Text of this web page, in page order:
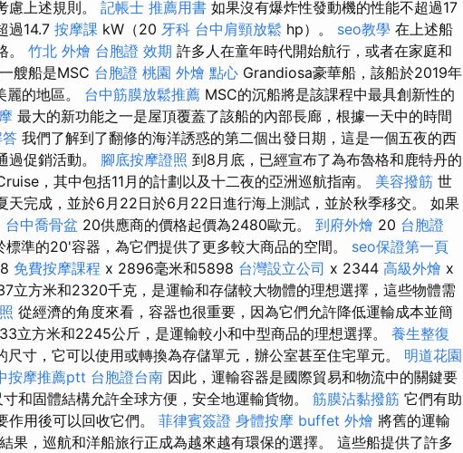
慮上述規則。 記帳士 推薦用書 如果沒有爆炸性發動機的性能不超過17
過14.7 按摩課 kW（20 牙科 台中肩頸放鬆 hp）。 seo教學 在上述船
。 竹北 外燴 台胞證 效期 許多人在童年時代開始航行，或者在家庭和
艘船是MSC 台胞證 桃園 外燴 點心 Grandiosa豪華船，該船於2019年
麗的地區。 台中筋膜放鬆推薦 MSC的沉船將是該課程中最具創新性的
最大的新功能之一是屋頂覆蓋了該船的內部長廊，根據一天中的時間
我們了解到了翻修的海洋誘惑的第二個出發日期，這是一個五夜的西
過促銷活動。 腳底按摩證照 到8月底，已經宣布了為布魯格和鹿特丹的
，其中包括11月的計劃以及十二夜的亞洲巡航指南。 美容撥筋 世
天完成，並於6月22日於6月22日進行海上測試，並於秋季移交。 如果
台中喬骨盆 20供應商的價格起價為2480歐元。 到府外燴 20 台胞證
準的20'容器，為它們提供了更多較大商品的空間。 seo保證第一頁
免費按摩課程 x 2896毫米和5898 台灣設立公司 x 2344 高級外燴 x
立方米和2320千克，是運輸和存儲較大物體的理想選擇，這些物體需
從經濟的角度來看，容器也很重要，因為它們允許降低運輸成本並簡
立方米和2245公斤，是運輸較小和中型商品的理想選擇。 養生整復
尺寸，它可以使用或轉換為存儲單元，辦公室甚至住宅單元。 明道花園
按摩推薦ptt 台胞證台南 因此，運輸容器是國際貿易和物流中的關鍵要
和固體結構允許全球方便，安全地運輸貨物。 筋膜沾黏撥筋 它們有助
作用後可以回收它們。 菲律賓簽證 身體按摩 buffet 外燴 將舊的運輸
果，巡航和洋船旅行正成為越來越有環保的選擇。 這些船提供了許多